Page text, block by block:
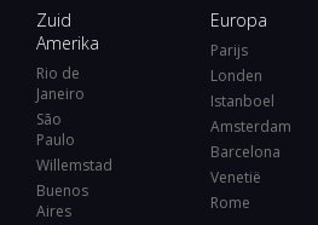
Zuid
Amerika
Rio de
Janeiro
São
Paulo
Willemstad
Buenos
Aires
Europa
Parijs
Londen
Istanboel
Amsterdam
Barcelona
Venetië
Rome